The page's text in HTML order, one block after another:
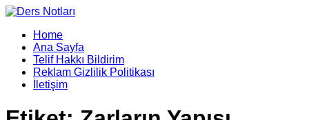
Home
Ana Sayfa
Telif Hakkı Bildirim
Reklam Gizlilik Politikası
İletişim